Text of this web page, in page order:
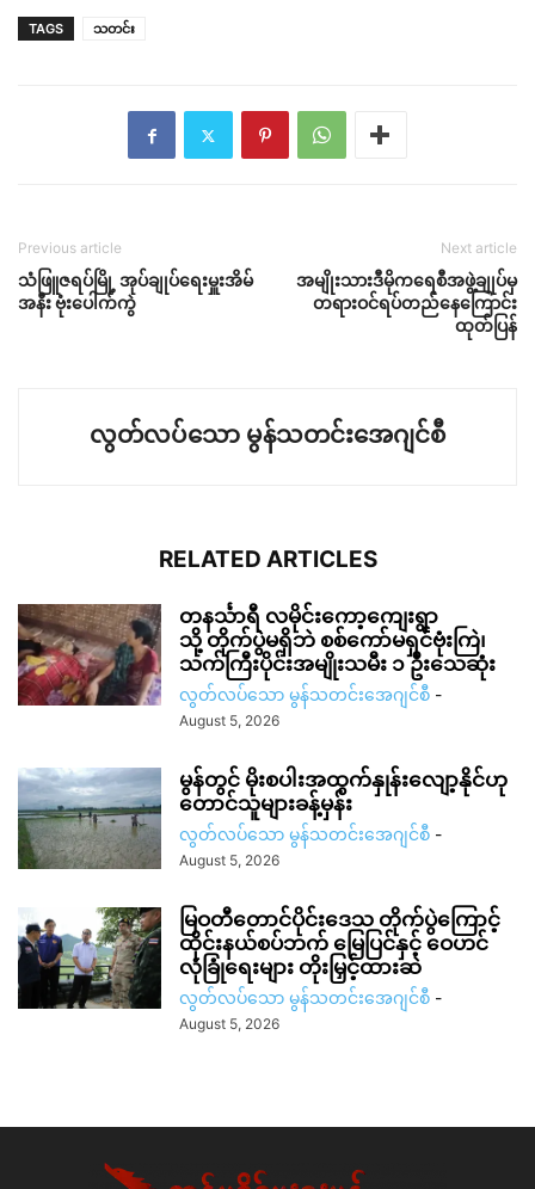
TAGS သတင်း
Previous article
သံဖြူဇရပ်မြို့ အုပ်ချုပ်ရေးမှူးအိမ်
အနီး ဗုံးပေါက်ကွဲ
Next article
အမျိုးသားဒီမိုကရေစီအဖွဲ့ချုပ်မှ
တရားဝင်ရပ်တည်နေကြောင်း
ထုတ်ပြန်
လွတ်လပ်သော မွန်သတင်းအေဂျင်စီ
RELATED ARTICLES
တနင်္သာရီ လမိုင်းကော့ကျေးရွာ
သို့ တိုက်ပွဲမရှိဘဲ စစ်ကော်မရှင်ဗုံးကြဲ၊
သက်ကြီးပိုင်းအမျိုးသမီး ၁ ဦးသေဆုံး
လွတ်လပ်သော မွန်သတင်းအေဂျင်စီ -
August 5, 2026
မွန်တွင် မိုးစပါးအထွက်နှုန်းလျော့နိုင်ဟု
တောင်သူများခန့်မှန်း
လွတ်လပ်သော မွန်သတင်းအေဂျင်စီ -
August 5, 2026
မြဝတီတောင်ပိုင်းဒေသ တိုက်ပွဲကြောင့်
ထိုင်းနယ်စပ်ဘက် မြေပြင်နှင့် ဝေဟင်
လုံခြုံရေးများ တိုးမြှင့်ထားဆဲ
လွတ်လပ်သော မွန်သတင်းအေဂျင်စီ -
August 5, 2026